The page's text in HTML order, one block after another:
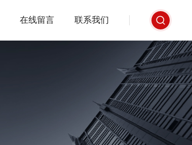
在线留言 联系我们